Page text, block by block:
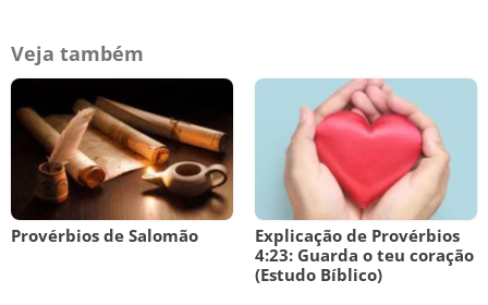
Veja também
Provérbios de Salomão
Explicação de Provérbios
4:23: Guarda o teu coração
(Estudo Bíblico)